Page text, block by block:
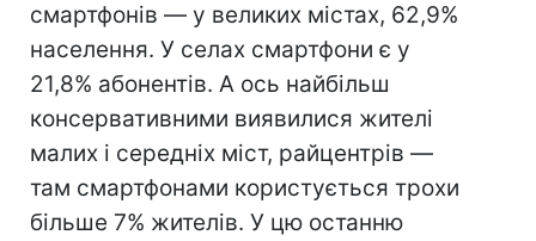
смартфонів — у великих містах, 62,9%
населення. У селах смартфони є у
21,8% абонентів. А ось найбільш
консервативними виявилися жителі
малих і середніх міст, райцентрів —
там смартфонами користується трохи
більше 7% жителів. У цю останню